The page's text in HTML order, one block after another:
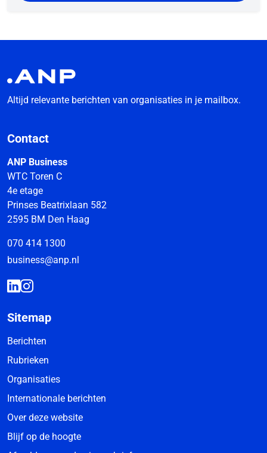
Altijd relevante berichten van organisaties in je mailbox.
Contact
ANP Business
WTC Toren C
4e etage
Prinses Beatrixlaan 582
2595 BM Den Haag
070 414 1300
business@anp.nl
Sitemap
Berichten
Rubrieken
Organisaties
Internationale berichten
Over deze website
Blijf op de hoogte